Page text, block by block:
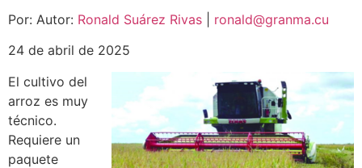
Por: Autor: Ronald Suárez Rivas
ronald@granma.cu
24 de abril de 2025
El cultivo del
arroz es muy
técnico.
Requiere un
paquete